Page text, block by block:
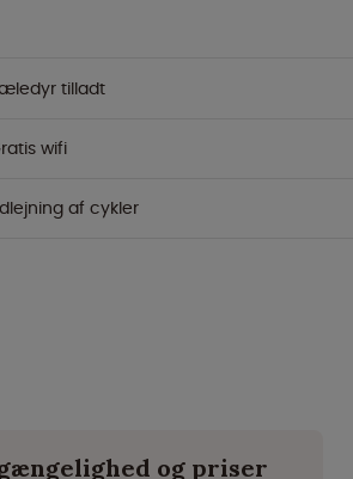
tilladt
wifi
af cykler
og priser